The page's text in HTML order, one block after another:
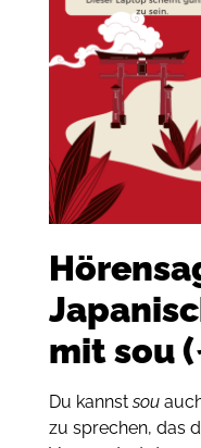
mit sou (
Du kannstsou
zu sprechen, das